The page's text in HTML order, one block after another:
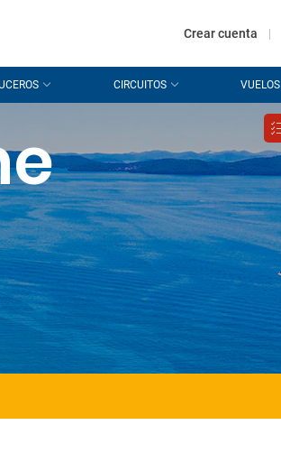
Crear cuenta |
CIRCUITOS VUELOS